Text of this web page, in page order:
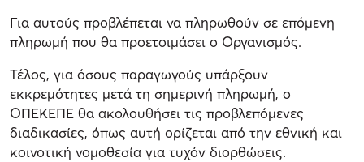
Για αυτούς προβλέπεται να πληρωθούν σε επόμενη
πληρωμή που θα προετοιμάσει ο Οργανισμός.
Τέλος, για όσους παραγωγούς υπάρξουν
εκκρεμότητες μετά τη σημερινή πληρωμή, ο
ΟΠΕΚΕΠΕ θα ακολουθήσει τις προβλεπόμενες
διαδικασίες, όπως αυτή ορίζεται από την εθνική και
κοινοτική νομοθεσία για τυχόν διορθώσεις.